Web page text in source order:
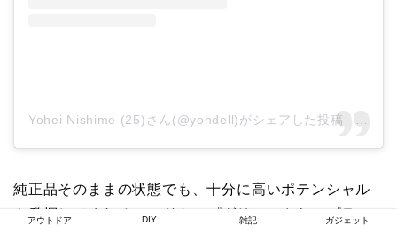
Yohei Nishime (25)さん(@yohdell)がシェアした投稿 –
純正品そのままの状態でも、十分に高いポテンシャル
を発揮してくれるロードトップグリル。さらにプラスα
アウトドア DIY 雑記 ガジェット